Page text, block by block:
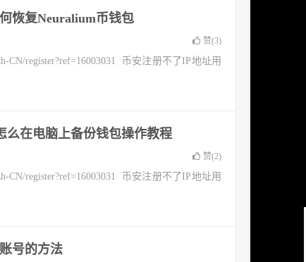
恢复Neuralium币钱包
赞(3)
CN/register?ref=16003031 币安注册不了IP地址用
么在电脑上备份钱包操作教程
赞(2)
CN/register?ref=16003031 币安注册不了IP地址用
号的方法